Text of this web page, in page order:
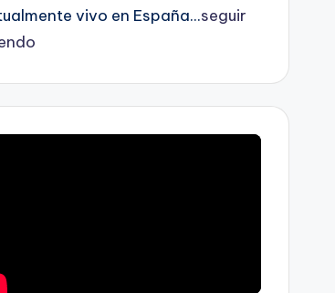
vivo en España...seguir